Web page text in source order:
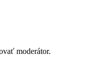
moderátor.